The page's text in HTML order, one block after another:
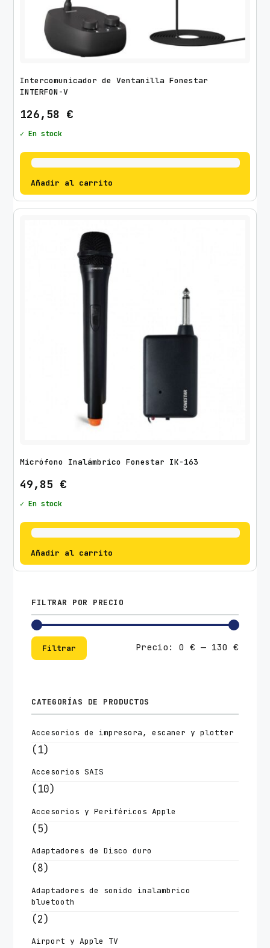
Intercomunicador de Ventanilla Fonestar
INTERFON-V
126,58 €
✓ En stock
Añadir al carrito
Micrófono Inalámbrico Fonestar IK-163
49,85 €
✓ En stock
Añadir al carrito
FILTRAR POR PRECIO
Precio
Precio
Filtrar Precio: 0 €— 130 €
CATEGORÍAS DE PRODUCTOS
Accesorios de impresora, escaner y plotter
(1)
Accesorios SAIS
(10)
Accesorios y Periféricos Apple
(5)
Adaptadores de Disco duro
(8)
Adaptadores de sonido inalambrico
bluetooth
(2)
Airport y Apple TV